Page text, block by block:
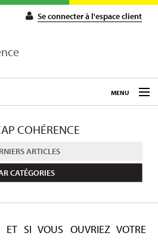
Se connecter à l'espace client
MENU
ACCUEIL
FORMATIONS
COHÉRENCE
ARTICLES
CATÉGORIES
ET SI VOUS OUVRIEZ VOTRE